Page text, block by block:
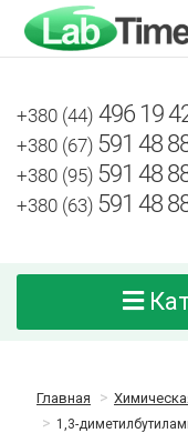
+380 (44) 496 19
+380 (67) 591 48
+380 (95) 591 48
+380 (63) 591 48
Главная
1,3-